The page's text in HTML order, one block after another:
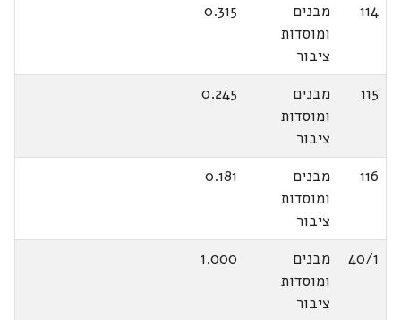
114
מבנים
ומוסדות
ציבור
0.315
115
מבנים
ומוסדות
ציבור
0.245
116
מבנים
ומוסדות
ציבור
0.181
40/1
מבנים
ומוסדות
ציבור
1.000